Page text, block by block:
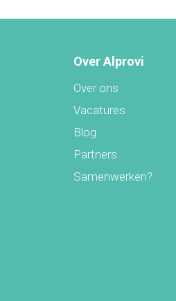
Over Alprovi
Over ons
Vacatures
Blog
Partners
Samenwerken?